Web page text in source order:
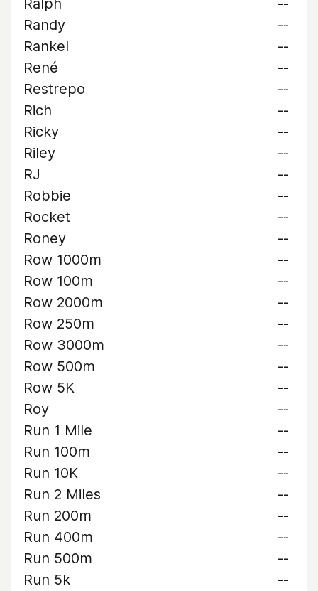
Ralph
--
Randy
--
Rankel
--
René
--
Restrepo
--
Rich
--
Ricky
--
Riley
--
RJ
--
Robbie
--
Rocket
--
Roney
--
Row 1000m
--
Row 100m
--
Row 2000m
--
Row 250m
--
Row 3000m
--
Row 500m
--
Row 5K
--
Roy
--
Run 1 Mile
--
Run 100m
--
Run 10K
--
Run 2 Miles
--
Run 200m
--
Run 400m
--
Run 500m
--
Run 5k
--